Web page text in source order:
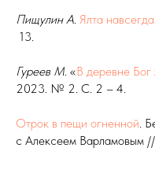
Пищулин А. Ялта навсегда
13.
Гуреев М. «В деревне Бог
2023. № 2. С. 2 – 4.
Отрок в пещи огненной.
с Алексеем